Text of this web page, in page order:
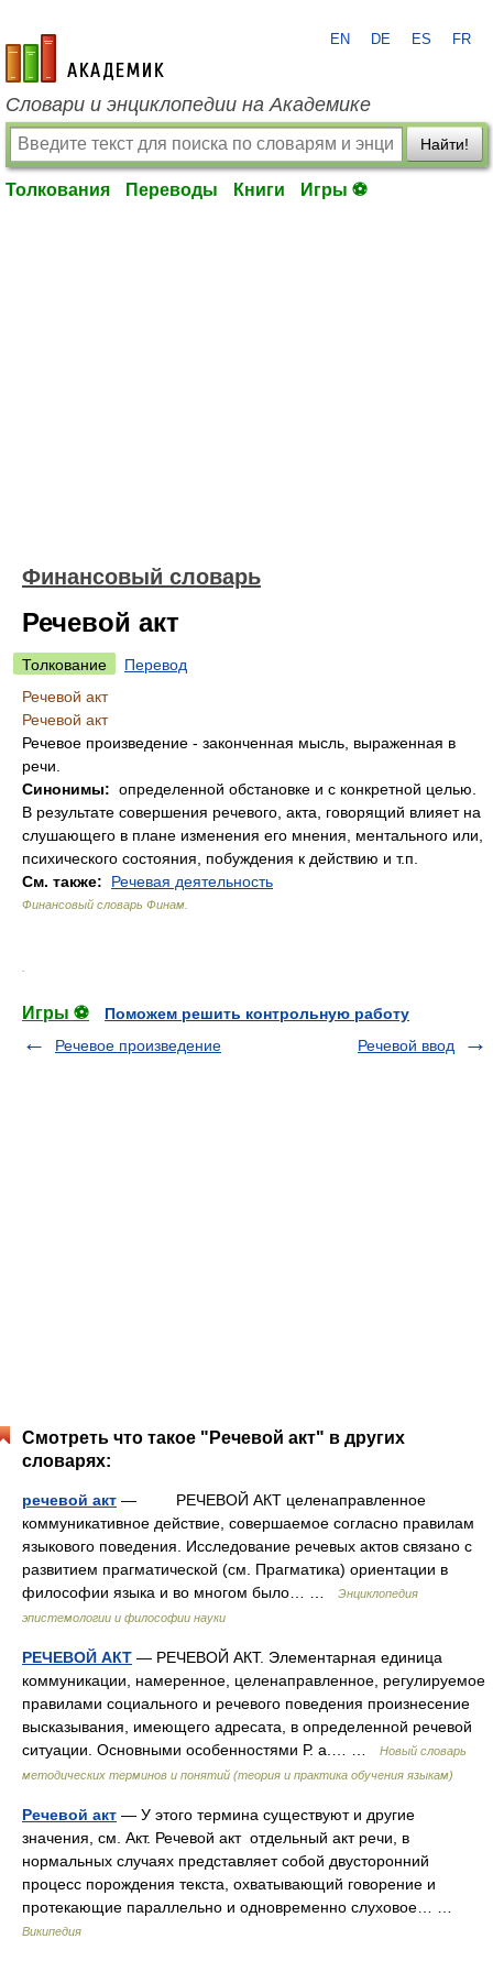
academic.ru
EN DE ES FR
Словари и энциклопедии на Академике
Найти!
Толкования Переводы Книги Игры ⚽
Финансовый словарь
Речевой акт
Толкование
Перевод
Речевой акт
Речевой акт
Речевое произведение - законченная мысль, выраженная в
речи.
Синонимы: определенной обстановке и с конкретной целью.
В результате совершения речевого, акта, говорящий влияет на
слушающего в плане изменения его мнения, ментального или,
психического состояния, побуждения к действию и т.п.
См. также:
Речевая деятельность
Финансовый словарь Финам
Игры ⚽
Поможем решить контрольную работу
Речевое произведение
Речевой ввод
Смотреть что такое "Речевой акт" в других
словарях:
речевой акт — РЕЧЕВОЙ АКТ целенаправленное
коммуникативное действие, совершаемое согласно правилам
языкового поведения. Исследование речевых актов связано с
развитием прагматической (см. Прагматика) ориентации в
философии языка и во многом было… …
Энциклопедия
эпистемологии и философии науки
РЕЧЕВОЙ АКТ — РЕЧЕВОЙ АКТ. Элементарная единица
коммуникации, намеренное, целенаправленное, регулируемое
правилами социального и речевого поведения произнесение
высказывания, имеющего адресата, в определенной речевой
ситуации. Основными особенностями Р. а.… …
Новый словарь
методических терминов и понятий (теория и практика обучения языкам)
Речевой акт — У этого термина существуют и другие
значения, см. Акт. Речевой акт отдельный акт речи, в
нормальных случаях представляет собой двусторонний
процесс порождения текста, охватывающий говорение и
протекающие параллельно и одновременно слуховое… …
Википедия